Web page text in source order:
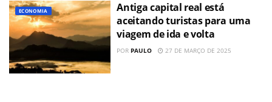
ECONOMIA
Antiga capital real está
aceitando turistas para uma
viagem de ida e volta
POR PAULO 27 DE MARÇO DE 2025